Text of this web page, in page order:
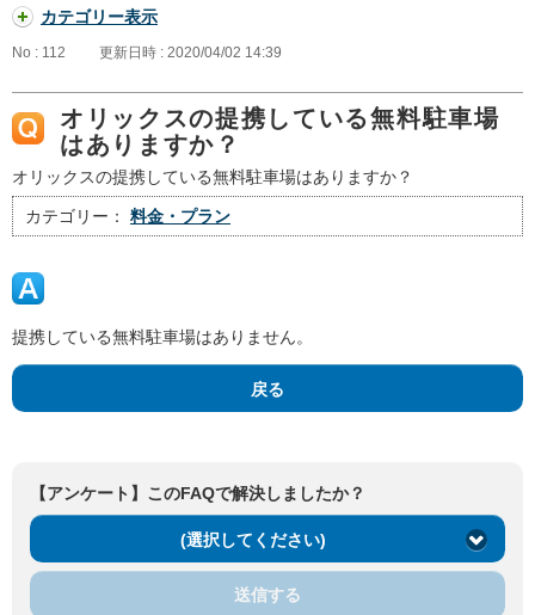
カテゴリー表示
No : 112 更新日時 : 2020/04/02 14:39
オリックスの提携している無料駐車場
はありますか？
オリックスの提携している無料駐車場はありますか？
カテゴリー： 料金・プラン
提携している無料駐車場はありません。
戻る
【アンケート】このFAQで解決しましたか？
(選択してください)
送信する